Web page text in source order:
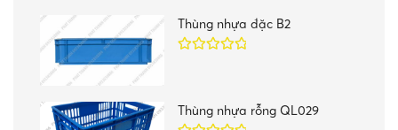
Thùng nhựa đặc B2
Thùng nhựa rỗng QL029